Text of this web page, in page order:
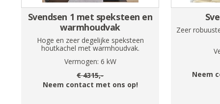
Svendsen 1 met speksteen en
warmhoudvak
Hoge en zeer degelijke speksteen
houtkachel met warmhoudvak.
Vermogen: 6 kW
€4315,-
Neem contact met ons op!
Zeer
Neem